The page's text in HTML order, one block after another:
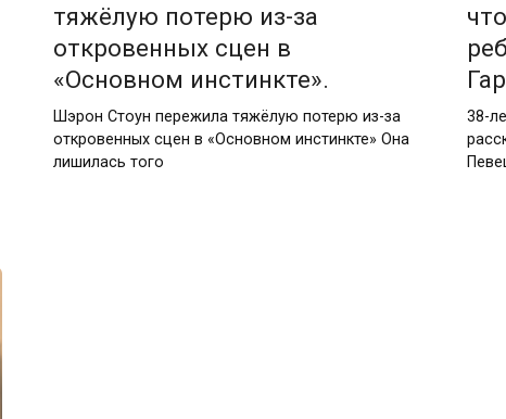
тяжёлую потерю из-за
откровенных сцен в
«Основном инстинкте».
Шэрон Стоун пережила тяжёлую потерю из-за
откровенных сцен в «Основном инстинкте» Она
лишилась того
38-